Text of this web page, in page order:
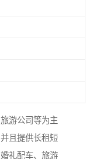
游公司等为主
且提供长租短
礼配车、旅游